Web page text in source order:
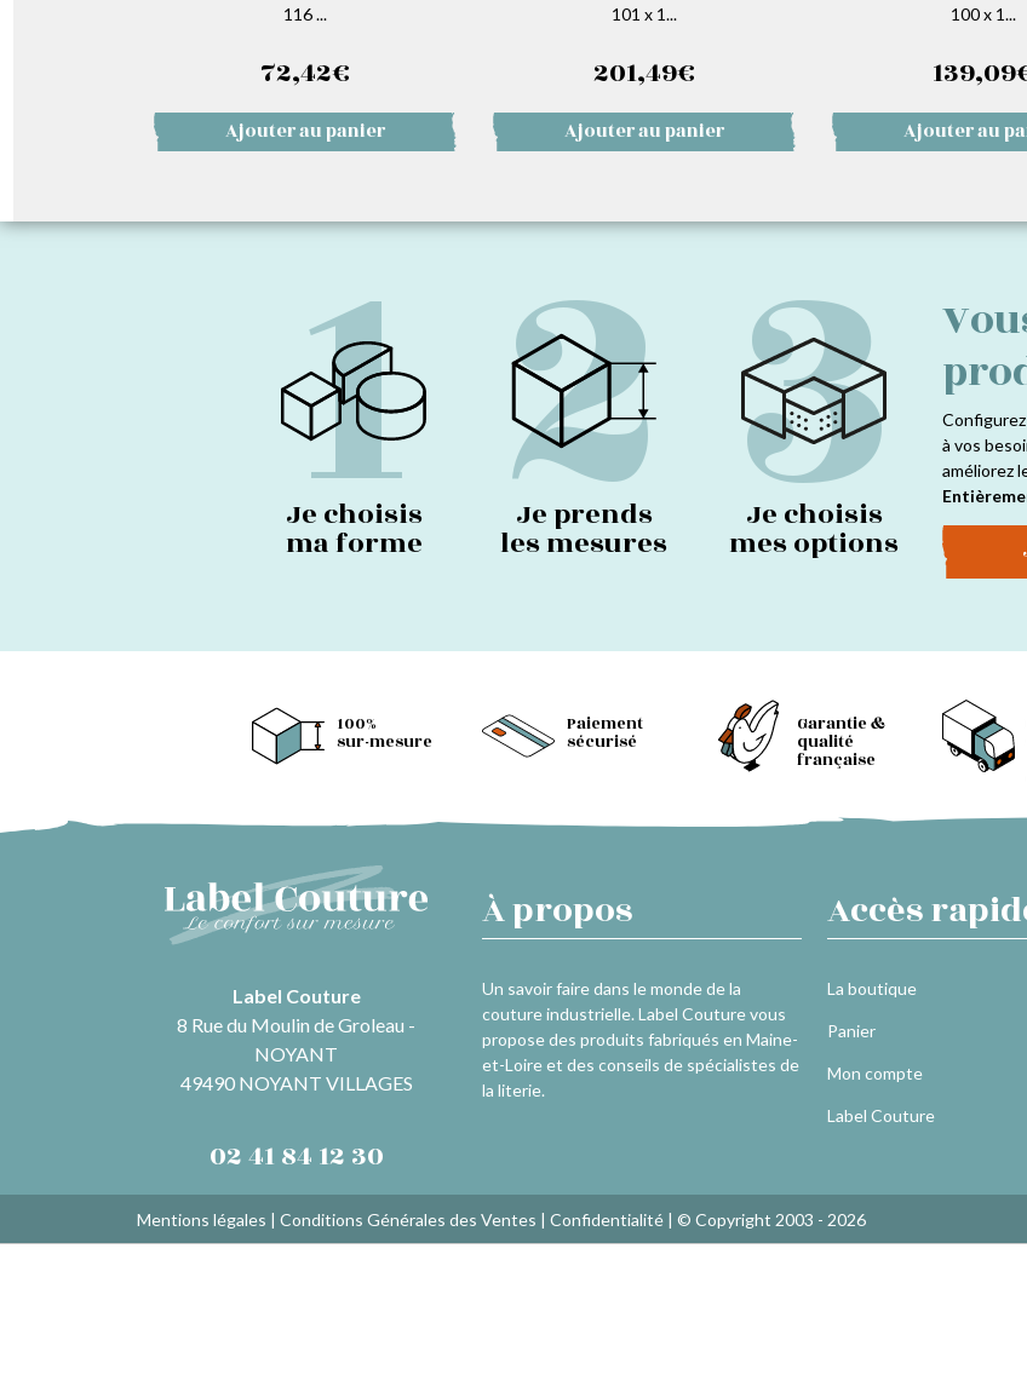
116 ...
72,42€
Ajouter au panier
101 x 1...
201,49€
Ajouter au panier
100 x 1...
139,09
Ajouter au
1
Je choisis
ma forme 2
Je prends
les mesures 3
Je choisis
mes options
à vos
améliorez
100%
sur-mesure
Paiement
sécurisé
Garantie &
qualité
française
Label Couture
8 Rue du Moulin de Groleau -
NOYANT
49490 NOYANT VILLAGES
02 41 84 12 30
À propos
Un savoir faire dans le monde de la
couture industrielle. Label Couture vous
propose des produits fabriqués en Maine-
et-Loire et des conseils de spécialistes de
la literie.
Accès
La boutique
Panier
Mon compte
Label Couture
Mentions légales | Conditions Générales des Ventes | Confidentialité| © Copyright 2003 - 2026